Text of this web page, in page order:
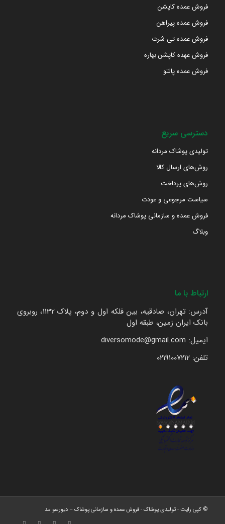
فروش عمده کاپشن
فروش عمده پیراهن
فروش عمده تی شرت
فروش عهده کاپشن بهاره
فروش عمده پالتو
دسترسی سریع
تولیدی پوشاک مردانه
روش‌های ارسال کالا
روش‌های پرداخت
سیاست مرجوعی و عودت
فروش عمده و سازمانی پوشاک مردانه
وبلاگ
ارتباط با ما
آدرس: تهران، صادقیه، بین فلکه اول و دوم، پلاک 1132، روبروی
بانک ایران زمین، طبقه اول
ایمیل: diversomode@gmail.com
تلفن: ۰۲۱۹۱۰۰۷۲۱۲
© کپی رایت - تولیدی پوشاک - فروش عمده و سازمانی پوشاک – دیورسو مد